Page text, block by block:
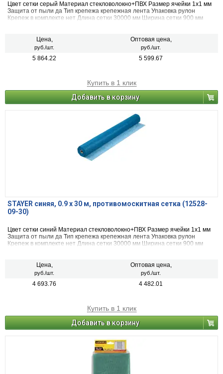
Цвет сетки серый Материал стекловолокно+ПВХ Размер ячейки 1х1 мм
Защита от пыли да Тип крепежа крепежная лента Упаковка рулон
Крепеж в комплекте нет Длина сетки 30000 мм Ширина сетки 900 мм
Цена,
руб./шт.
Оптовая цена,
руб./шт.
5 864.22 5 599.67
Купить в 1 клик
Добавить в корзину
STAYER синяя, 0.9 х 30 м, противомоскитная сетка (12528-
09-30)
Цвет сетки синий Материал стекловолокно+ПВХ Размер ячейки 1х1 мм
Защита от пыли да Тип крепежа крепежная лента Упаковка рулон
Крепеж в комплекте нет Длина сетки 30000 мм Ширина сетки 900 мм
Цена,
руб./шт.
Оптовая цена,
руб./шт.
4 693.76 4 482.01
Купить в 1 клик
Добавить в корзину